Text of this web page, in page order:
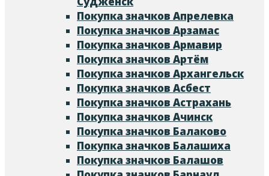
Покупка значков Апрелевка
Покупка значков Арзамас
Покупка значков Армавир
Покупка значков Артём
Покупка значков Архангельск
Покупка значков Асбест
Покупка значков Астрахань
Покупка значков Ачинск
Покупка значков Балаково
Покупка значков Балашиха
Покупка значков Балашов